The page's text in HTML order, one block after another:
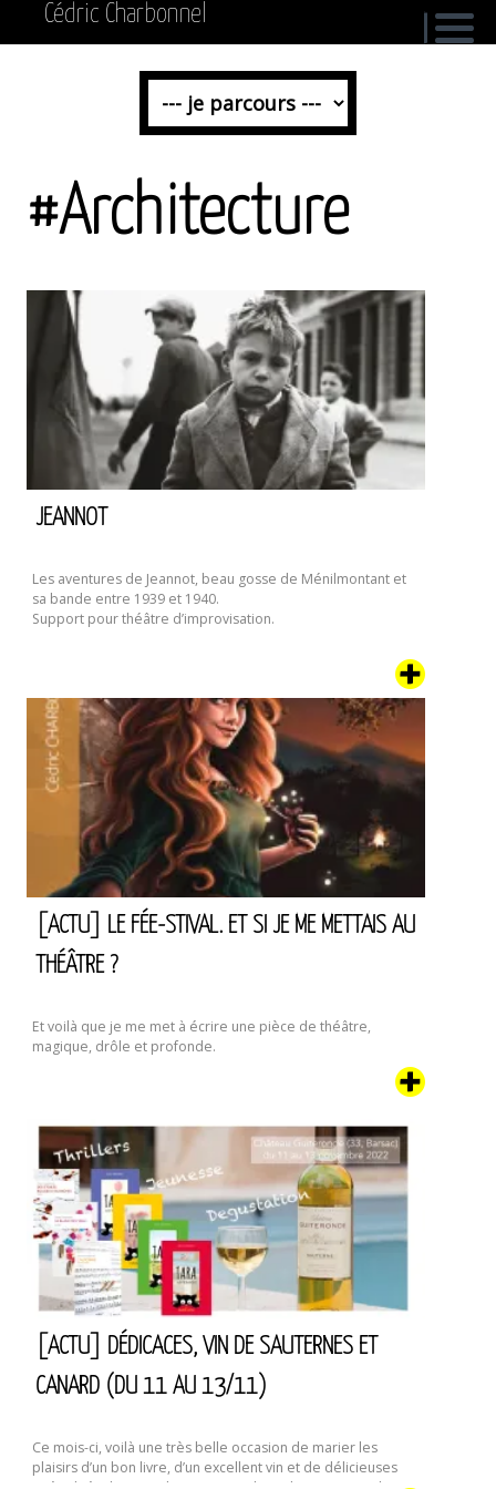
Cédric Charbonnel
#Architecture
JEANNOT
Les aventures de Jeannot, beau gosse de Ménilmontant et
sa bande entre 1939 et 1940.
Support pour théâtre d’improvisation.
[ACTU] LE FÉE-STIVAL. ET SI JE ME METTAIS AU
THÉÂTRE ?
Et voilà que je me met à écrire une pièce de théâtre,
magique, drôle et profonde.
[ACTU] DÉDICACES, VIN DE SAUTERNES ET
CANARD (DU 11 AU 13/11)
Ce mois-ci, voilà une très belle occasion de marier les
plaisirs d’un bon livre, d’un excellent vin et de délicieuses